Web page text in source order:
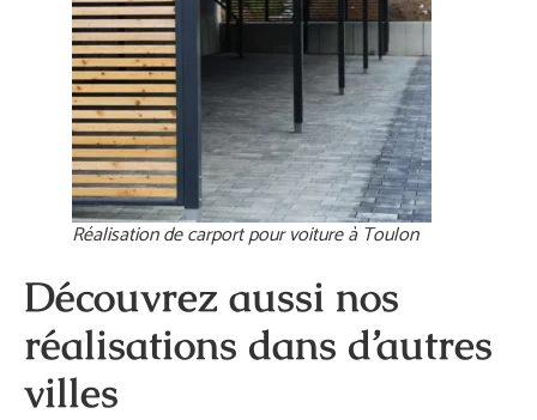
Réalisation de carport pour voiture à Toulon
Découvrez aussi nos
réalisations dans d’autres
villes